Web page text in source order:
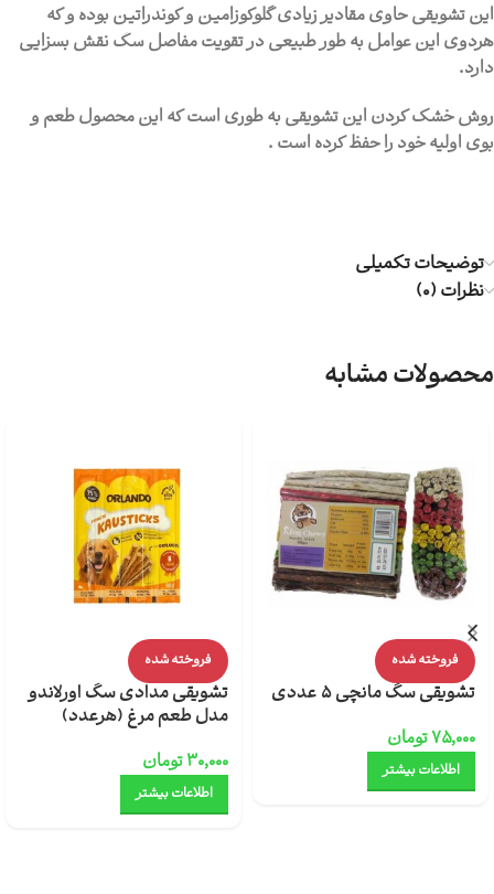
این تشویقی حاوی مقادیر زیادی گلوکوزامین و کوندراتین بوده و که
هردوی این عوامل به طور طبیعی در تقویت مفاصل سگ نقش بسزایی
دارد.
روش خشک کردن این تشویقی به طوری است که این محصول طعم و
بوی اولیه خود را حفظ کرده است .
توضیحات تکمیلی
نظرات (0)
محصولات مشابه
فروخته شده
تشویقی سگ مانچی 5 عددی
۷۵,۰۰۰تومان
اطلاعات بیشتر
فروخته شده
تشویقی مدادی سگ اورلاندو
مدل طعم مرغ (هرعدد)
۳۰,۰۰۰تومان
اطلاعات بیشتر